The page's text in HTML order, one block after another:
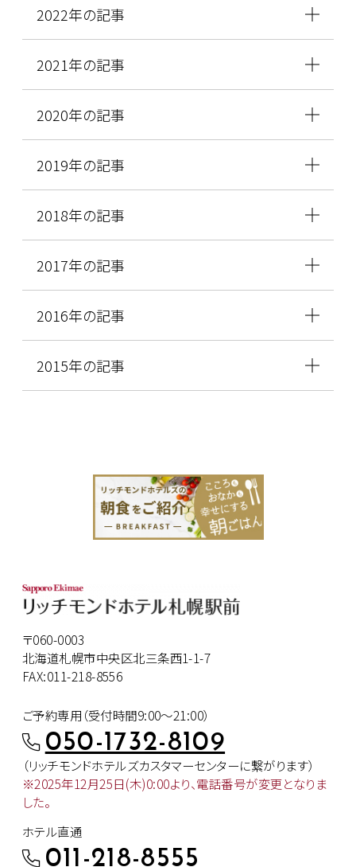
2022年の記事
2021年の記事
2020年の記事
2019年の記事
2018年の記事
2017年の記事
2016年の記事
2015年の記事
〒060-0003
北海道札幌市中央区北三条西1-1-7
FAX:011-218-8556
ご予約専用（受付時間9:00～21:00）
050-1732-8109
（リッチモンドホテルズカスタマーセンターに繋がります）
※2025年12月25日(木)0:00より、電話番号が変更となりま
した。
ホテル直通
011-218-8555